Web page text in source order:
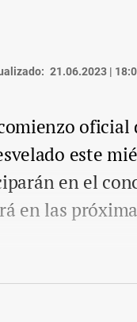
21.06.2023 |
oficial
este
en el
en las